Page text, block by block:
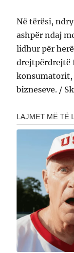
Në tërësi,
ashpër ndaj
lidhur për
drejtpërdrejtë
konsumatorit,
bizneseve. /